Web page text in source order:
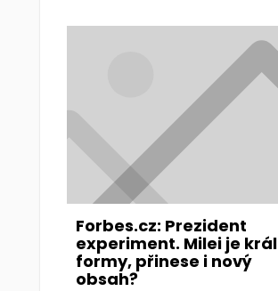
Forbes.cz: Prezident
experiment. Milei je král
formy, přinese i nový
obsah?